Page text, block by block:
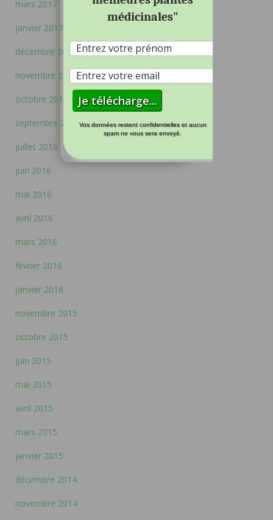
mars 2017
janvier 2017
décembre 2016
novembre 2016
octobre 2016
septembre 2016
juillet 2016
juin 2016
mai 2016
avril 2016
mars 2016
février 2016
janvier 2016
novembre 2015
octobre 2015
juin 2015
mai 2015
avril 2015
mars 2015
janvier 2015
décembre 2014
novembre 2014
médicinales"
Vos données restent confidentielles et aucun
spam ne vous sera envoyé.